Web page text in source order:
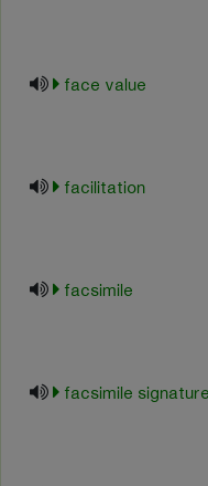
face value
facilitation
facsimile
facsimile signature